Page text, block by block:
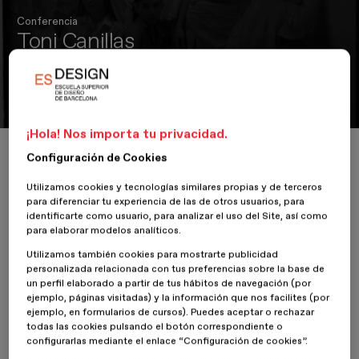
Conferencia
Toni Canillas
Experiencias ESDESIGNERS, Máster en Dirección y Creación de
Marcas de Moda
15 Marzo 2022
Moda
El pasado lunes 21 de marzo en el canal de Instagramde
ESDESIGN, hablamos con Toni Canillas, exalumno del Máster en
Dirección y Creación de Marcas de Moda .
¡Hola! Nos importa tu privacidad.
Configuración de Cookies
Utilizamos cookies y tecnologías similares propias y de terceros
para diferenciar tu experiencia de las de otros usuarios, para
identificarte como usuario, para analizar el uso del Site, así como
para elaborar modelos analíticos.
Utilizamos también cookies para mostrarte publicidad
personalizada relacionada con tus preferencias sobre la base de
un perfil elaborado a partir de tus hábitos de navegación (por
ejemplo, páginas visitadas) y la información que nos facilites (por
ejemplo, en formularios de cursos). Puedes aceptar o rechazar
todas las cookies pulsando el botón correspondiente o
configurarlas mediante el enlace “Configuración de cookies”.